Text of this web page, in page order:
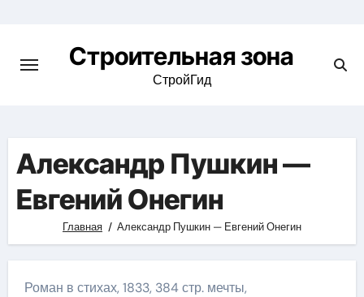
content
Строительная зона
СтройГид
Александр Пушкин —
Евгений Онегин
Главная Александр Пушкин — Евгений Онегин
Роман в стихах, 1833, 384 стр. мечты,